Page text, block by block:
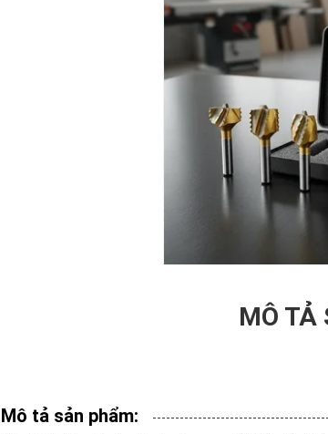
MÔ TẢ
Mô tả sản phẩm: